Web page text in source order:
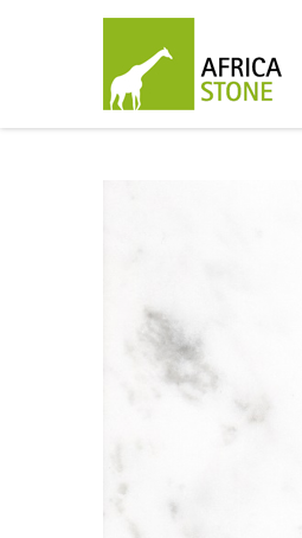
Branco Sivec